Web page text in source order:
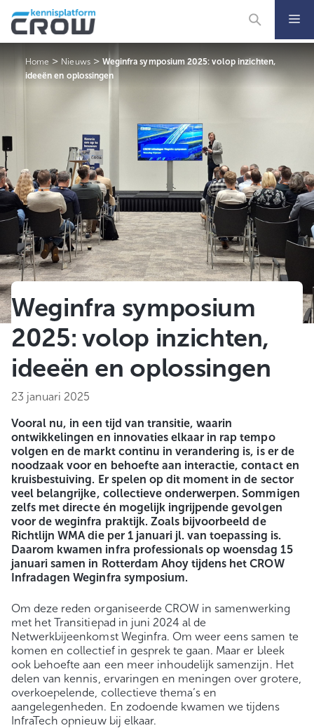
naar
de
Home> Nieuws> Weginfra symposium 2025: volop inzichten,
ideeën en oplossingen
Weginfra symposium
2025: volop inzichten,
ideeën en oplossingen
23 januari 2025
Vooral nu, in een tijd van transitie, waarin
ontwikkelingen en innovaties elkaar in rap tempo
volgen en de markt continu in verandering is, is er de
noodzaak voor en behoefte aan interactie, contact en
kruisbestuiving. Er spelen op dit moment in de sector
veel belangrijke, collectieve onderwerpen. Sommigen
zelfs met directe én mogelijk ingrijpende gevolgen
voor de weginfra praktijk. Zoals bijvoorbeeld de
Richtlijn WMA die per 1 januari jl. van toepassing is.
Daarom kwamen infra professionals op woensdag 15
januari samen in Rotterdam Ahoy tijdens het CROW
Infradagen Weginfra symposium.
Om deze reden organiseerde CROW in samenwerking
met het Transitiepad in juni 2024 al de
Netwerkbijeenkomst Weginfra. Om weer eens samen te
komen en collectief in gesprek te gaan. Maar er bleek
ook behoefte aan een meer inhoudelijk samenzijn. Het
delen van kennis, ervaringen en meningen over grotere,
overkoepelende, collectieve thema’s en
aangelegenheden. En zodoende kwamen we tijdens
InfraTech opnieuw bij elkaar.